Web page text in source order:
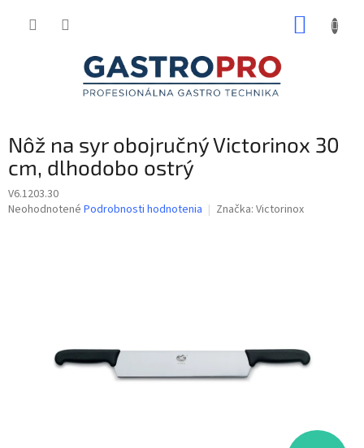
Nôž na syr obojručný Victorinox 30
cm, dlhodobo ostrý
V6.1203.30
Priemerné
Neohodnotené Podrobnosti hodnotenia Značka: Victorinox